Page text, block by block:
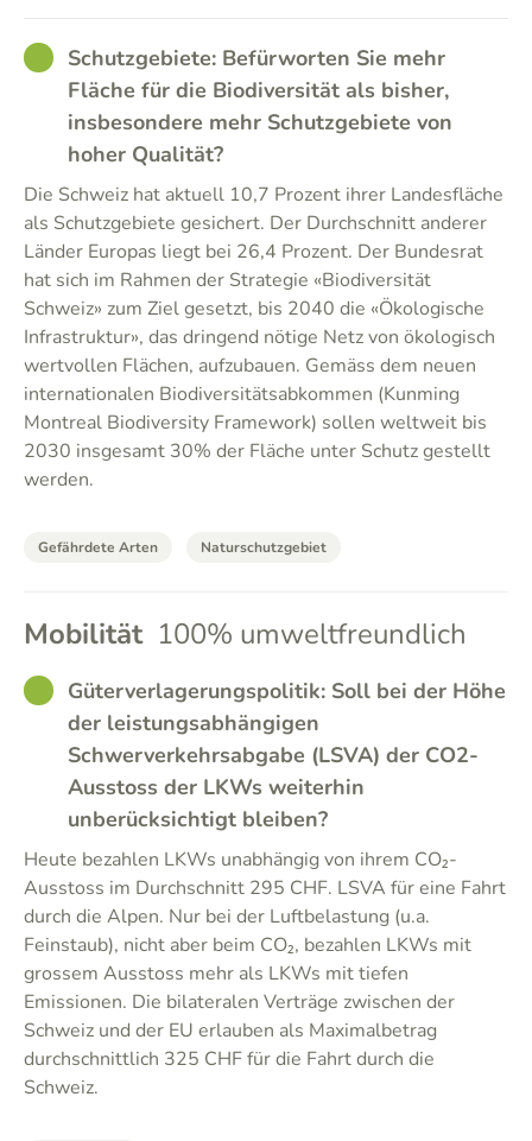
GOODSchutzgebiete: Befürworten Sie mehr
Fläche für die Biodiversität als bisher,
insbesondere mehr Schutzgebiete von
hoher Qualität?
Die Schweiz hat aktuell 10,7 Prozent ihrer Landesfläche
als Schutzgebiete gesichert. Der Durchschnitt anderer
Länder Europas liegt bei 26,4 Prozent. Der Bundesrat
hat sich im Rahmen der Strategie «Biodiversität
Schweiz» zum Ziel gesetzt, bis 2040 die «Ökologische
Infrastruktur», das dringend nötige Netz von ökologisch
wertvollen Flächen, aufzubauen. Gemäss dem neuen
internationalen Biodiversitätsabkommen (Kunming
Montreal Biodiversity Framework) sollen weltweit bis
2030 insgesamt 30% der Fläche unter Schutz gestellt
werden.
Gefährdete Arten Naturschutzgebiet
Mobilität 100% umweltfreundlich
GOODGüterverlagerungspolitik: Soll bei der Höhe
der leistungsabhängigen
Schwerverkehrsabgabe (LSVA) der CO2-
Ausstoss der LKWs weiterhin
unberücksichtigt bleiben?
Heute bezahlen LKWs unabhängig von ihrem CO₂-
Ausstoss im Durchschnitt 295 CHF. LSVA für eine Fahrt
durch die Alpen. Nur bei der Luftbelastung (u.a.
Feinstaub), nicht aber beim CO₂, bezahlen LKWs mit
grossem Ausstoss mehr als LKWs mit tiefen
Emissionen. Die bilateralen Verträge zwischen der
Schweiz und der EU erlauben als Maximalbetrag
durchschnittlich 325 CHF für die Fahrt durch die
Schweiz.